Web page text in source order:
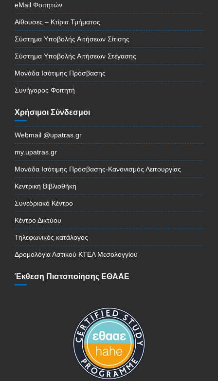
eMail Φοιτητών
Αίθουσες – Κτίρια Τμήματος
Σύστημα Υποβολής Αιτήσεων Σίτισης
Σύστημα Υποβολής Αιτήσεων Στέγασης
Μονάδα Ισότιμης Πρόσβασης
Συνήγορος Φοιτητή
Χρήσιμοι Σύνδεσμοι
Webmail @upatras.gr
my.upatras.gr
Μονάδα Ισότιμης Πρόσβασης-Κανονισμός Λειτουργίας
Κεντρική Βιβλιοθήκη
Συνεδριακό Κέντρο
Κέντρο Δικτύου
Τηλεφωνικός κατάλογος
Δρομολόγια Αστικού ΚΤΕΛ Μεσολογγίου
Έκθεση Πιστοποίησης ΕΘΑΑΕ